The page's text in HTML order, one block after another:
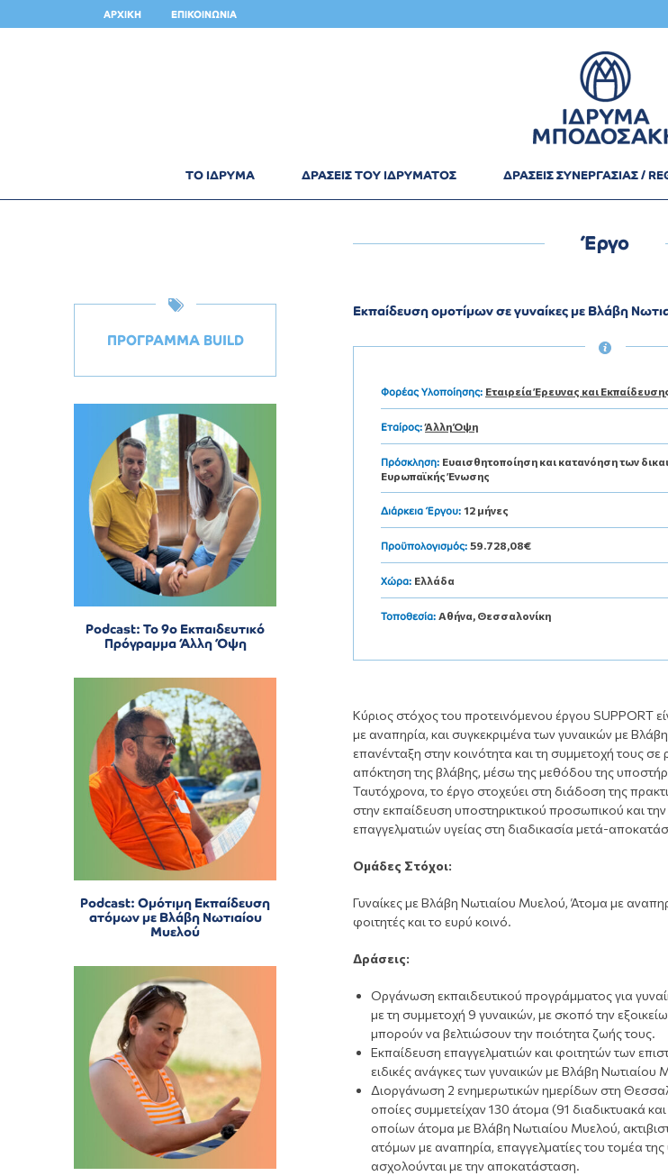
ΤΟ ΙΔΡΥΜΑ ΔΡΑΣΕΙΣ ΤΟΥ ΙΔΡΥΜΑΤΟΣ ΔΡΑΣΕΙΣ ΣΥΝΕΡΓΑΣΙΑΣ /
ΑΡΧΙΚΗ ΕΠΙΚΟΙΝΩΝΙΑ
Έργο
ΠΡΟΓΡΑΜΜΑ BUILD
Podcast: Το 9ο Εκπαιδευτικό
Πρόγραμμα Άλλη Όψη
Podcast: Ομότιμη Εκπαίδευση
ατόμων με Βλάβη Νωτιαίου
Μυελού
Εκπαίδευση ομοτίμων σε γυναίκες με Βλάβη
Φορέας Υλοποίησης: Εταιρεία Έρευνας και
Εταίρος:Άλλη Όψη
Πρόσκληση: Ευαισθητοποίηση και κατανόηση των
Ευρωπαϊκής Ένωσης
Διάρκεια Έργου: 12 μήνες
Προϋπολογισμός: 59.728,08€
Χώρα: Ελλάδα
Τοποθεσία: Αθήνα, Θεσσαλονίκη
Κύριος στόχος του προτεινόμενου έργου SUPPORT
με αναπηρία, και συγκεκριμένα των γυναικών με
επανένταξη στην κοινότητα και τη συμμετοχή τους σε
απόκτηση της βλάβης, μέσω της μεθόδου της
Ταυτόχρονα, το έργο στοχεύει στη διάδοση της
στην εκπαίδευση υποστηρικτικού προσωπικού και
επαγγελματιών υγείας στη διαδικασία μετά-
Ομάδες Στόχοι:
Γυναίκες με Βλάβη Νωτιαίου Μυελού, Άτομα με
φοιτητές και το ευρύ κοινό.
Δράσεις:
Οργάνωση εκπαιδευτικού προγράμματος για
με τη συμμετοχή 9 γυναικών, με σκοπό την
μπορούν να βελτιώσουν την ποιότητα ζωής τους.
Εκπαίδευση επαγγελματιών και φοιτητών των
ειδικές ανάγκες των γυναικών με Βλάβη Νωτιαίου
Διοργάνωση 2 ενημερωτικών ημερίδων στη
οποίες συμμετείχαν 130 άτομα (91 διαδικτυακά
οποίων άτομα με Βλάβη Νωτιαίου Μυελού,
ατόμων με αναπηρία, επαγγελματίες του τομέα της
ασχολούνται με την αποκατάσταση.